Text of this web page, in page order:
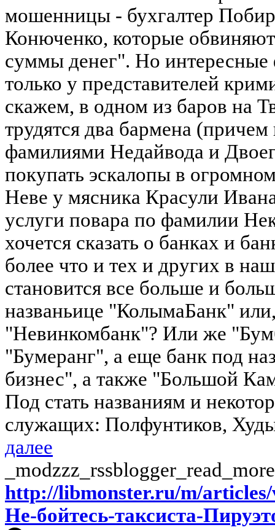
мошенницы - бухгалтер
Конюченко, которые
суммы денег". Но
только у представителей
скажем, в одном из баров на
трудятся два бармена
фамилиями Недайвода и
покупать эскалопы в
Неве у мясника Красули
услуги повара по фамилии
хочется сказать о банках и
более что и тех и других в
становится все больше и
названьице "КолымаБанк"
"Невинкомбанк"? Или же
"Бумеранг", а еще банк под
бизнес", а также "Большой
Под стать названиям и
служащих: Полфунтиков,
далее
_modzzz_rssblogger_read_more
http://libmonster.ru/m/
Не-бойтесь-таксиста-